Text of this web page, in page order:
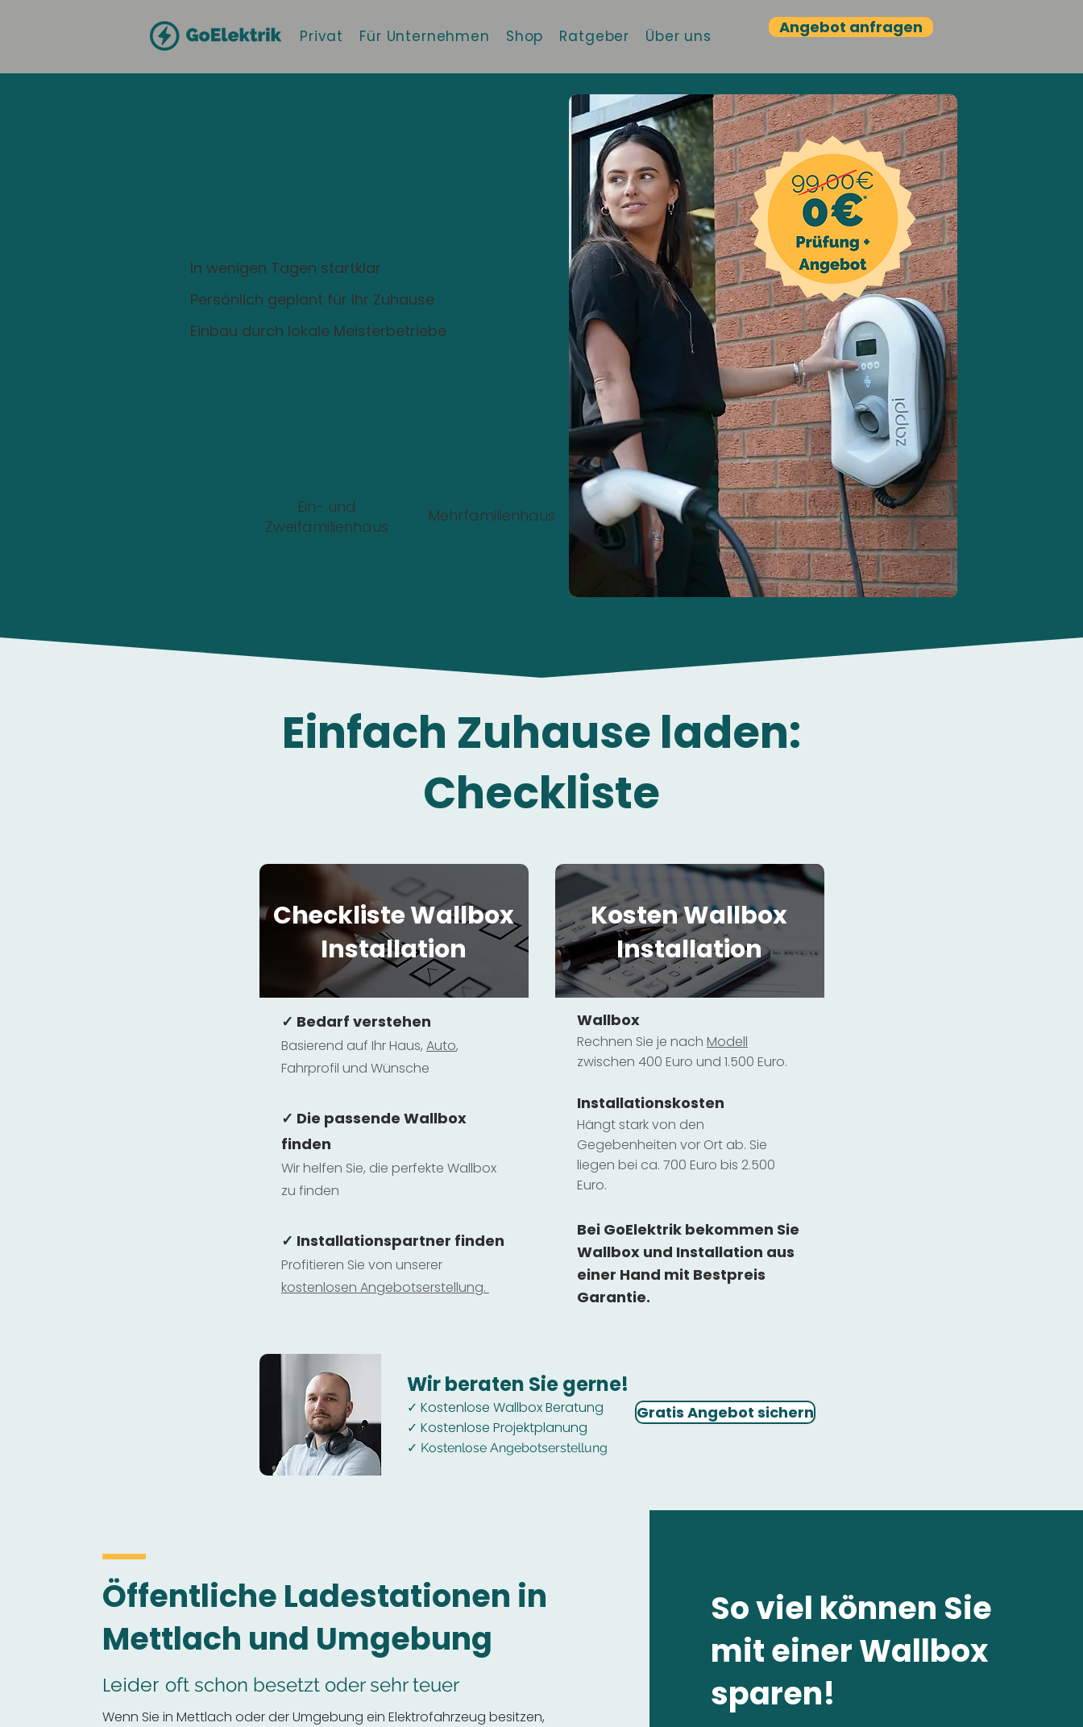
Privat Für Unternehmen Shop Ratgeber Über uns Angebot anfragen
In wenigen Tagen startklar
Persönlich geplant für Ihr Zuhause
Einbau durch lokale Meisterbetriebe
Ein- und
Zweifamilienhaus
Mehrfamilienhaus
Einfach Zuhause laden:
Checkliste
Checkliste Wallbox
Installation
✓ Bedarf verstehen
Basierend auf Ihr Haus, Auto,
Fahrprofil und Wünsche
✓ Die passende Wallbox
finden
Wir helfen Sie, die perfekte Wallbox
zu finden
✓ Installationspartner finden
Profitieren Sie von unserer
kostenlosen Angebotserstellung.
Kosten Wallbox
Installation
Wallbox
Rechnen Sie je nach Modell
zwischen 400 Euro und 1.500 Euro.
Installationskosten
Hängt stark von den
Gegebenheiten vor Ort ab. Sie
liegen bei ca. 700 Euro bis 2.500
Euro.
Bei GoElektrik bekommen Sie
Wallbox und Installation aus
einer Hand mit Bestpreis
Garantie.
Wir beraten Sie gerne!
✓ Kostenlose Wallbox Beratung
✓ Kostenlose Projektplanung
✓ Kostenlose Angebotserstellung
Gratis Angebot sichern
Öffentliche Ladestationen in
Mettlach und Umgebung
Leider oft schon besetzt oder sehr teuer
Wenn Sie in Mettlach oder der Umgebung ein Elektrofahrzeug besitzen,
So viel können Sie
mit einer Wallbox
sparen!